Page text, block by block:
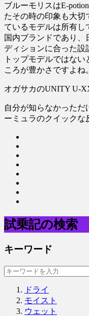
ブルーモリスはE-
たその時の印象も大切
ているモデルは所有し
国内ブランドであり
ディションに合った設
トップモデルではな
ころが豊かさですよね。
オガサカのUNITY U-
自分が知らなかっただ
ーミュラのクイックな
試乗記の検索
キーワード
ドライ
モイスト
ウェット